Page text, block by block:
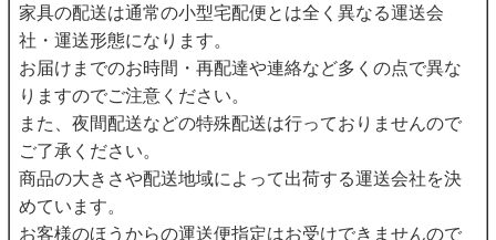
家具の配送は通常の小型宅配便とは全く異なる運送会
社・運送形態になります。
お届けまでのお時間・再配達や連絡など多くの点で異な
りますのでご注意ください。
また、夜間配送などの特殊配送は行っておりませんので
ご了承ください。
商品の大きさや配送地域によって出荷する運送会社を決
めています。
お客様のほうからの運送便指定はお受けできませんので